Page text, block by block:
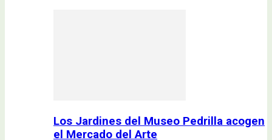
Los Jardines del Museo Pedrilla acogen
el Mercado del Arte